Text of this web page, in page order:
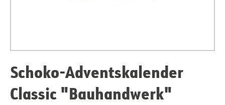
Schoko-Adventskalender
Classic "Bauhandwerk"